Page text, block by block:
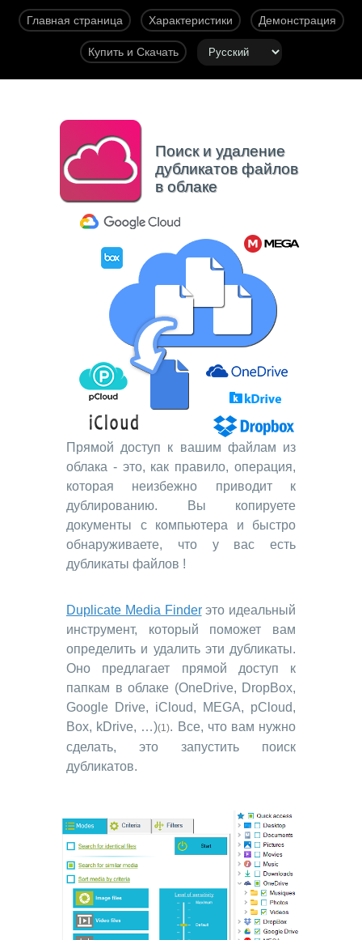
Главная страница Характеристики Демонстрация
Купить и Скачать
Поиск и удаление
дубликатов файлов
в облаке
Прямой доступ к вашим файлам из
облака - это, как правило, операция,
которая неизбежно приводит к
дублированию. Вы копируете
документы с компьютера и быстро
обнаруживаете, что у вас есть
дубликаты файлов !
Duplicate Media Finderэто идеальный
инструмент, который поможет вам
определить и удалить эти дубликаты.
Оно предлагает прямой доступ к
папкам в облаке (OneDrive, DropBox,
Google Drive, iCloud, MEGA, pCloud,
Box, kDrive, …)(1). Все, что вам нужно
сделать, это запустить поиск
дубликатов.